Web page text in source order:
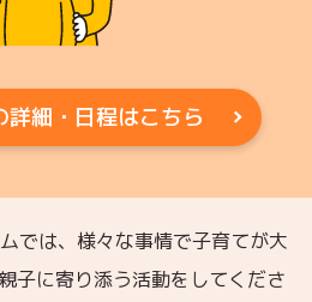
詳細・日程はこちら
では、様々な事情で子育てが大
子に寄り添う活動をしてくださ